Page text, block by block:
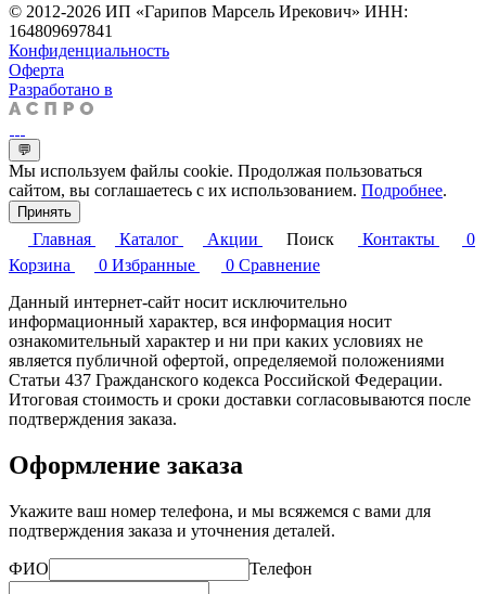
© 2012-2026 ИП «Гарипов Марсель Ирекович» ИНН:
164809697841
Конфиденциальность
Оферта
Разработано в
💬
Мы используем файлы cookie. Продолжая пользоваться
сайтом, вы соглашаетесь с их использованием. Подробнее.
Принять
Главная Каталог Акции Поиск Контакты
0
Корзина
0 Избранные 0 Сравнение
Данный интернет-сайт носит исключительно
информационный характер, вся информация носит
ознакомительный характер и ни при каких условиях не
является публичной офертой, определяемой положениями
Статьи 437 Гражданского кодекса Российской Федерации.
Итоговая стоимость и сроки доставки согласовываются после
подтверждения заказа.
Оформление заказа
Укажите ваш номер телефона, и мы всяжемся с вами для
подтверждения заказа и уточнения деталей.
ФИО Телефон